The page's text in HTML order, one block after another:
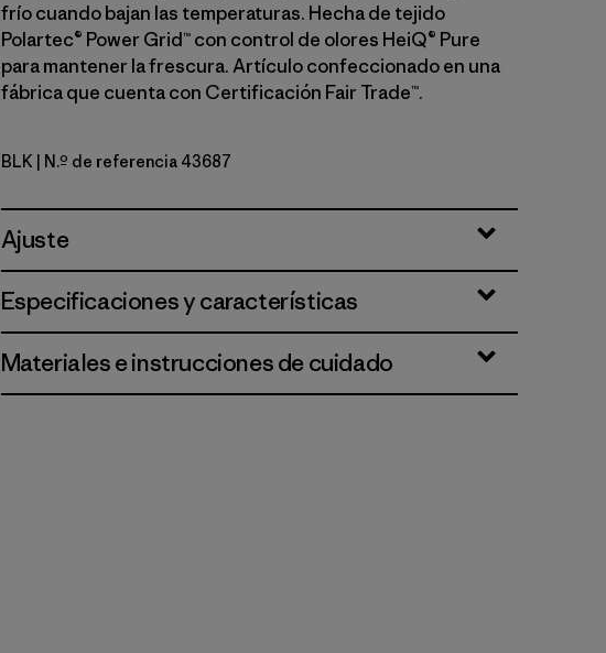
frío cuando bajan las temperaturas. Hecha de tejido
Polartec® Power Grid™ con control de olores HeiQ® Pure
para mantener la frescura. Artículo confeccionado en una
fábrica que cuenta con Certificación Fair Trade™.
Black
BLK | N.º de referencia 43687
Ajuste
Especificaciones y características
Materiales e instrucciones de cuidado